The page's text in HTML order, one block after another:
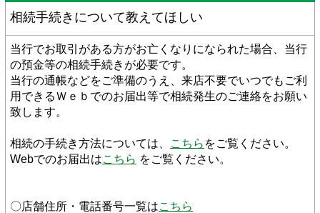
相続手続きについて教えてほしい
当行でお取引がある方がお亡くなりになられた場合、当行
の預金等の相続手続きが必要です。
当行の通帳などをご準備のうえ、来店不要でいつでもご利
用できるＷｅｂでのお届出等で相続発生のご連絡をお願い
致します。
相続の手続き方法については、 こちら をご覧ください。
Webでのお届出はこちら をご覧ください。
〇店舗住所・電話番号一覧はこちら